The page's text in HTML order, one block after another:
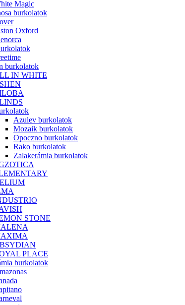
Magic
burkolatok
Oxford
burkolatok
IN WHITE
Azulev burkolatok
Mozaik burkolatok
Opoczno burkolatok
Rako burkolatok
Zalakerámia burkolatok
STONE
PLACE
burkolatok